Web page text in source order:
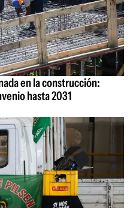
en la construcción:
hasta 2031